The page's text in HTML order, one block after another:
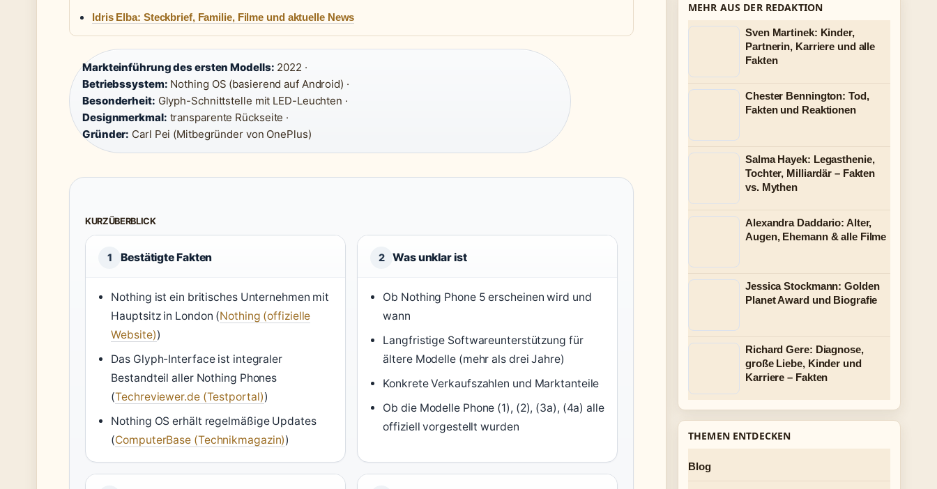
Idris Elba: Steckbrief, Familie, Filme und aktuelle News
Markteinführung des ersten Modells: 2022 ·
Betriebssystem: Nothing OS (basierend auf Android) ·
Besonderheit: Glyph-Schnittstelle mit LED-Leuchten ·
Designmerkmal: transparente Rückseite ·
Gründer: Carl Pei (Mitbegründer von OnePlus)
KURZÜBERBLICK
1 Bestätigte Fakten
Nothing ist ein britisches Unternehmen mit
Hauptsitz in London (Nothing (offizielle
Website))
Das Glyph-Interface ist integraler
Bestandteil aller Nothing Phones
(Techreviewer.de (Testportal))
Nothing OS erhält regelmäßige Updates
(ComputerBase (Technikmagazin))
2 Was unklar ist
Ob Nothing Phone 5 erscheinen wird und
wann
Langfristige Softwareunterstützung für
ältere Modelle (mehr als drei Jahre)
Konkrete Verkaufszahlen und Marktanteile
Ob die Modelle Phone (1), (2), (3a), (4a) alle
offiziell vorgestellt wurden
MEHR AUS DER REDAKTION
Sven Martinek: Kinder,
Partnerin, Karriere und alle
Fakten
Chester Bennington: Tod,
Fakten und Reaktionen
Salma Hayek: Legasthenie,
Tochter, Milliardär – Fakten
vs. Mythen
Alexandra Daddario: Alter,
Augen, Ehemann & alle Filme
Jessica Stockmann: Golden
Planet Award und Biografie
Richard Gere: Diagnose,
große Liebe, Kinder und
Karriere – Fakten
THEMEN ENTDECKEN
Blog